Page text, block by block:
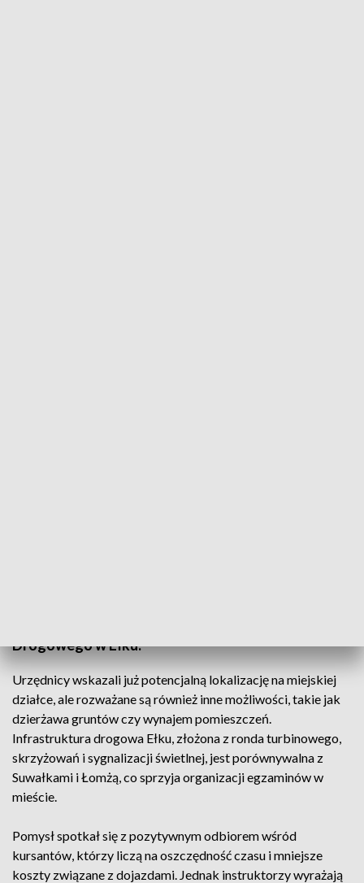
Drogowego w Ełku.
Urzędnicy wskazali już potencjalną lokalizację na miejskiej
działce, ale rozważane są również inne możliwości, takie jak
dzierżawa gruntów czy wynajem pomieszczeń.
Infrastruktura drogowa Ełku, złożona z ronda turbinowego,
skrzyżowań i sygnalizacji świetlnej, jest porównywalna z
Suwałkami i Łomżą, co sprzyja organizacji egzaminów w
mieście.
Pomysł spotkał się z pozytywnym odbiorem wśród
kursantów, którzy liczą na oszczędność czasu i mniejsze
koszty związane z dojazdami. Jednak instruktorzy wyrażają